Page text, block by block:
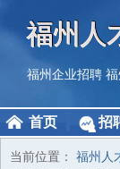
福州人
福州企业招聘
首页 招
当前位置： 福州人